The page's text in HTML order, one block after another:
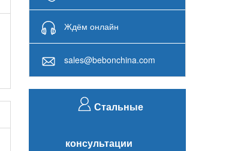
Ждём онлайн
sales@bebonchina.com
Стальные
консультации